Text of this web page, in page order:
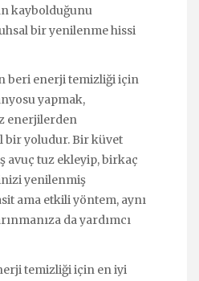
kaybolduğunu
bir yenilenme hissi
beri enerji temizliği için
yapmak,
enerjilerden
bir yoludur. Bir küvet
avuç tuz ekleyip, birkaç
yenilenmiş
ama etkili yöntem, aynı
da yardımcı
temizliği için en iyi